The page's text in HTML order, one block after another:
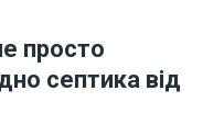
просто
септика від